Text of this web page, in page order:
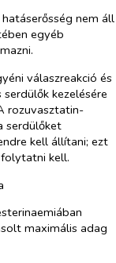
nem áll
egyéb
válaszreakció és
kezelésére
rozuvasztatin-
serdülőket
kell állítani; ezt
kell.
maximális adag